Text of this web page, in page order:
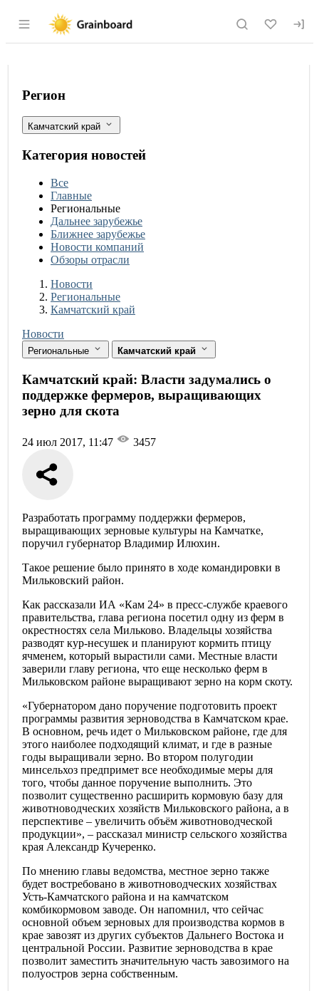
Раздел навигации по сайту
Камчатский край: Власти
Фильтры
Регион
Камчатский край
Категория новостей
Все
Главные
Региональные
Дальнее зарубежье
Ближнее зарубежье
Новости компаний
Обзоры отрасли
Новости
Разделы
Новости
Региональные
Камчатский край
Новости
Региональные Камчатский край
Камчатский край: Власти задумались о
поддержке фермеров, выращивающих
зерно для скота
24 июл 2017, 11:47 3457
Разработать программу поддержки фермеров,
выращивающих зерновые культуры на Камчатке,
поручил губернатор Владимир Илюхин.
Такое решение было принято в ходе командировки в
Мильковский район.
Как рассказали ИА «Кам 24» в пресс-службе краевого
правительства, глава региона посетил одну из ферм в
окрестностях села Мильково. Владельцы хозяйства
разводят кур-несушек и планируют кормить птицу
ячменем, который вырастили сами. Местные власти
заверили главу региона, что еще несколько ферм в
Мильковском районе выращивают зерно на корм скоту.
«Губернатором дано поручение подготовить проект
программы развития зерноводства в Камчатском крае.
В основном, речь идет о Мильковском районе, где для
этого наиболее подходящий климат, и где в разные
годы выращивали зерно. Во втором полугодии
минсельхоз предпримет все необходимые меры для
того, чтобы данное поручение выполнить. Это
позволит существенно расширить кормовую базу для
животноводческих хозяйств Мильковского района, а в
перспективе – увеличить объём животноводческой
продукции», – рассказал министр сельского хозяйства
края Александр Кучеренко.
По мнению главы ведомства, местное зерно также
будет востребовано в животноводческих хозяйствах
Усть-Камчатского района и на камчатском
комбикормовом заводе. Он напомнил, что сейчас
основной объем зерновых для производства кормов в
крае завозят из других субъектов Дальнего Востока и
центральной России. Развитие зерноводства в крае
позволит заместить значительную часть завозимого на
полуостров зерна собственным.